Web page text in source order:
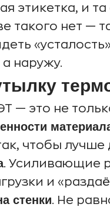
этикетка, и
такого нет —
а наружу.
— это не
чтобы
. Усиливающие
и
стенки. Не